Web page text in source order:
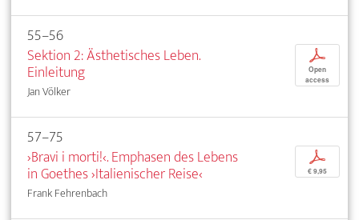
55–56
Sektion 2: Ästhetisches Leben.
Einleitung
Jan Völker
p
Open
access
57–75
›Bravi i morti!‹. Emphasen des Lebens
in Goethes ›Italienischer Reise‹
Frank Fehrenbach
p
€ 9,95